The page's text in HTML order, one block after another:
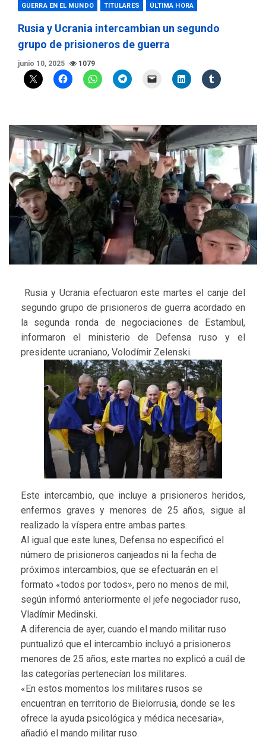
GUERRA EN EL MUNDO TITULARES ÚLTIMA HORA
Rusia y Ucrania intercambian un segundo
grupo de prisioneros de guerra
junio 10, 2025 1079
Rusia y Ucrania efectuaron este martes el canje del
segundo grupo de prisioneros de guerra acordado en
la segunda ronda de negociaciones de Estambul,
informaron el ministerio de Defensa ruso y el
presidente ucraniano, Volodímir Zelenski.
Este intercambio, que incluye a prisioneros heridos,
enfermos graves y menores de 25 años, sigue al
realizado la víspera entre ambas partes.
Al igual que este lunes, Defensa no especificó el
número de prisioneros canjeados ni la fecha de
próximos intercambios, que se efectuarán en el
formato «todos por todos», pero no menos de mil,
según informó anteriormente el jefe negociador ruso,
Vladímir Medinski.
A diferencia de ayer, cuando el mando militar ruso
puntualizó que el intercambio incluyó a prisioneros
menores de 25 años, este martes no explicó a cuál de
las categorías pertenecían los militares.
«En estos momentos los militares rusos se
encuentran en territorio de Bielorrusia, donde se les
ofrece la ayuda psicológica y médica necesaria»,
añadió el mando militar ruso.